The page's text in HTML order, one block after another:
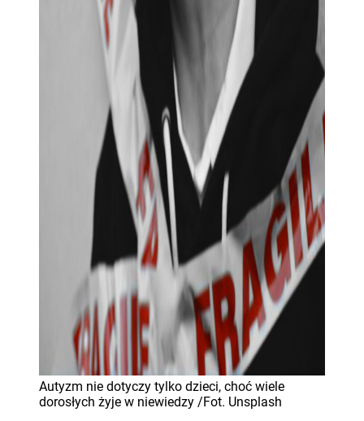
Autyzm nie dotyczy tylko dzieci, choć wiele
dorosłych żyje w niewiedzy /Fot. Unsplash